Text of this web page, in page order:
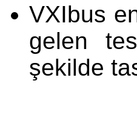
VXIbus
gelen
şekilde